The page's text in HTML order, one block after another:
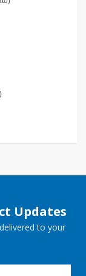
Updates
to your